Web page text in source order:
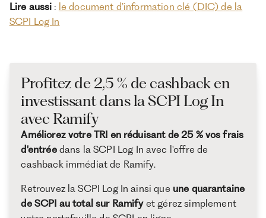
Lire aussi : le document d’information clé (DIC) de la
SCPI Log In
Profitez de 2,5 % de cashback en
investissant dans la SCPI Log In
avec Ramify
Améliorez votre TRI en réduisant de 25 % vos frais
d'entréedans la SCPI Log In avec l'offre de
cashback immédiat de Ramify.
Retrouvez la SCPI Log In ainsi que une quarantaine
de SCPI au total sur Ramifyet gérez simplement